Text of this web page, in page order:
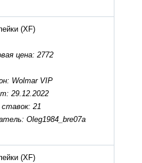
(XF)
цена: 2772
Wolmar VIP
29.12.2022
ставок: 21
Oleg1984_bre07a
(XF)